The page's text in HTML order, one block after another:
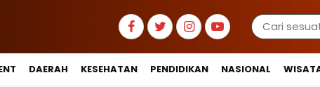
DAERAH KESEHATAN PENDIDIKAN NASIONAL